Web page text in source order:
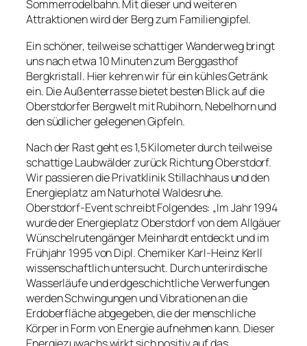
Sommerrodelbahn. Mit dieser und weiteren
Attraktionen wird der Berg zum Familiengipfel.
Ein schöner, teilweise schattiger Wanderweg bringt
uns nach etwa 10 Minuten zum Berggasthof
Bergkristall. Hier kehren wir für ein kühles Getränk
ein. Die Außenterrasse bietet besten Blick auf die
Oberstdorfer Bergwelt mit Rubihorn, Nebelhorn und
den südlicher gelegenen Gipfeln.
Nach der Rast geht es 1,5 Kilometer durch teilweise
schattige Laubwälder zurück Richtung Oberstdorf.
Wir passieren die Privatklinik Stillachhaus und den
Energieplatz am Naturhotel Waldesruhe.
Oberstdorf-Event schreibt Folgendes: „Im Jahr 1994
wurde der Energieplatz Oberstdorf von dem Allgäuer
Wünschelrutengänger Meinhardt entdeckt und im
Frühjahr 1995 von Dipl. Chemiker Karl-Heinz Kerll
wissenschaftlich untersucht. Durch unterirdische
Wasserläufe und erdgeschichtliche Verwerfungen
werden Schwingungen und Vibrationen an die
Erdoberfläche abgegeben, die der menschliche
Körper in Form von Energie aufnehmen kann. Dieser